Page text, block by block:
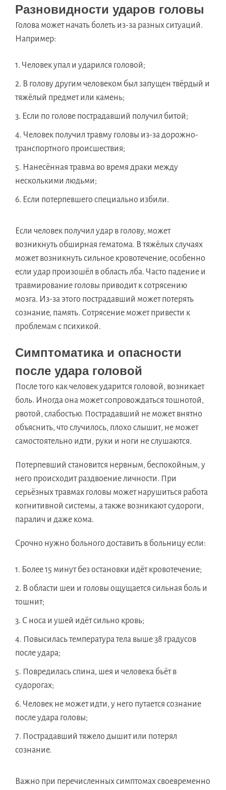
Разновидности ударов головы
Голова может начать болеть из-за разных ситуаций.
Например:
Человек упал и ударился головой;
В голову другим человеком был запущен твёрдый и
тяжёлый предмет или камень;
Если по голове пострадавший получил битой;
Человек получил травму головы из-за дорожно-
транспортного происшествия;
Нанесённая травма во время драки между
несколькими людьми;
Если потерпевшего специально избили.
Если человек получил удар в голову, может
возникнуть обширная гематома. В тяжёлых случаях
может возникнуть сильное кровотечение, особенно
если удар произошёл в область лба. Часто падение и
травмирование головы приводит к сотрясению
мозга. Из-за этого пострадавший может потерять
сознание, память. Сотрясение может привести к
проблемам с психикой.
Симптоматика и опасности
после удара головой
После того как человек ударится головой, возникает
боль. Иногда она может сопровождаться тошнотой,
рвотой, слабостью. Пострадавший не может внятно
объяснить, что случилось, плохо слышит, не может
самостоятельно идти, руки и ноги не слушаются.
Потерпевший становится нервным, беспокойным, у
него происходит раздвоение личности. При
серьёзных травмах головы может нарушиться работа
когнитивной системы, а также возникают судороги,
паралич и даже кома.
Срочно нужно больного доставить в больницу если:
Более 15 минут без остановки идёт кровотечение;
В области шеи и головы ощущается сильная боль и
тошнит;
С носа и ушей идёт сильно кровь;
Повысилась температура тела выше 38 градусов
после удара;
Повредилась спина, шея и человека бьёт в
судорогах;
Человек не может идти, у него путается сознание
после удара головы;
Пострадавший тяжело дышит или потерял
сознание.
Важно при перечисленных симптомах своевременно